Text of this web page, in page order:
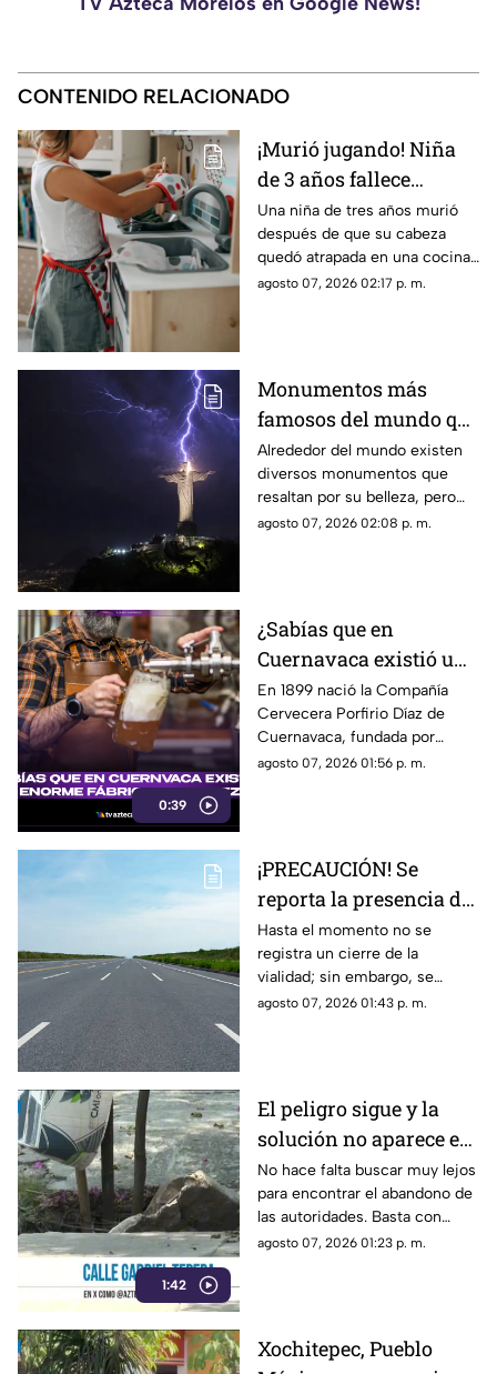
CONTENIDO RELACIONADO
¡Murió jugando! Niña
de 3 años fallece
después de quedar
atrapada en una cocina
de juguete
Una niña de tres años murió
después de que su cabeza
quedó atrapada en una cocina
de juguete. La menor de edad
agosto 07, 2026 02:17 p. m.
Monumentos más
famosos del mundo que
también funcionan
como pararrayos, ¿por
qué ocurre esto?
Alrededor del mundo existen
diversos monumentos que
resaltan por su belleza, pero
algunos de ellos pueden llegar
agosto 07, 2026 02:08 p. m.
0:39
¿Sabías que en
Cuernavaca existió una
enorme fábrica de
cerveza hace más de
120 años?
En 1899 nació la Compañía
Cervecera Porfirio Díaz de
Cuernavaca, fundada por
empresarios alemanes y
agosto 07, 2026 01:56 p. m.
¡PRECAUCIÓN! Se
reporta la presencia de
manifestantes en la
autopista Cuernavaca-
Acapulco
Hasta el momento no se
registra un cierre de la
vialidad; sin embargo, se
exhorta a los automovilistas a
agosto 07, 2026 01:43 p. m.
1:42
El peligro sigue y la
solución no aparece en
el municipio de
Yautepec
No hace falta buscar muy lejos
para encontrar el abandono de
las autoridades. Basta con
recorrer la calle Gabriel Tepepa
agosto 07, 2026 01:23 p. m.
Xochitepec, Pueblo